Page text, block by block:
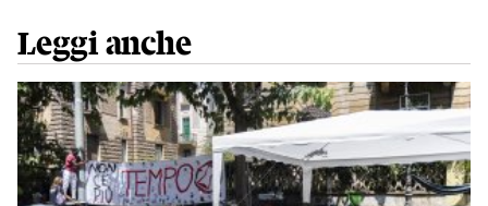
Leggi anche